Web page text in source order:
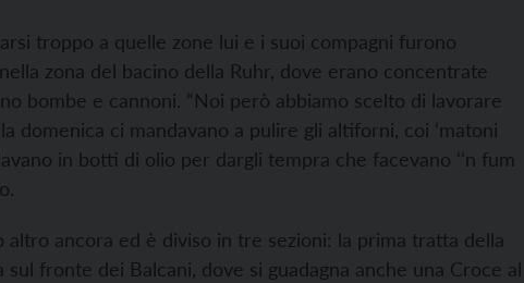
troppo a quelle zone lui e i suoi compagni furono
zona del bacino della Ruhr, dove erano concentrate
bombe e cannoni. “Noi però abbiamo scelto di lavorare
domenica ci mandavano a pulire gli altiforni, coi ‘matoni
in botti di olio per dargli tempra che facevano ‘‘n fum
ancora ed è diviso in tre sezioni: la prima tratta della
fronte dei Balcani, dove si guadagna anche una Croce al